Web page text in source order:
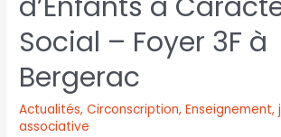
Social – Foyer 3F à
Bergerac
Actualités,Circonscription,Enseignement,
associative